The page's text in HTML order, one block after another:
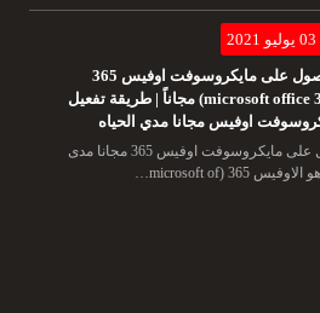
03 يوليو 2021
الحصول على مايكروسوفت اوفيس 365
(microsoft office 365) مجاناً | طريقة تفعيل
اوفيس مجانا مدي الحياه
شرح كامل بالخطوات للحصول على مايكروسوفت اوفيس 365 مجانا مدى